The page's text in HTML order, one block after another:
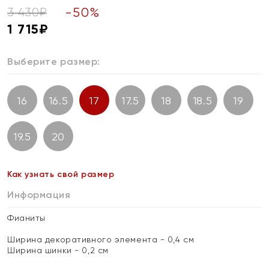
3 430₽ -50%
1 715₽
Выберите размер:
16 16.5 17 17.5 18 18.5 19
19.5 20
Как узнать свой размер
Информация
Фианиты
Ширина декоративного элемента - 0,4 см
Ширина шинки - 0,2 см